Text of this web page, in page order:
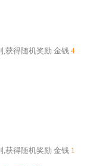
,获得随机奖励 金钱 4
,获得随机奖励 金钱 1